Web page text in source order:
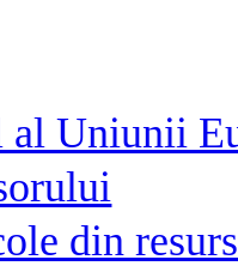
Uniunii
din